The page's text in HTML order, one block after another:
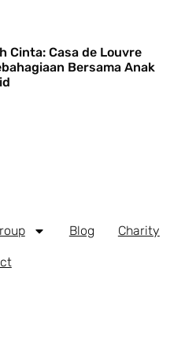
Cinta: Casa de Louvre
Bersama Anak
Blog Charity